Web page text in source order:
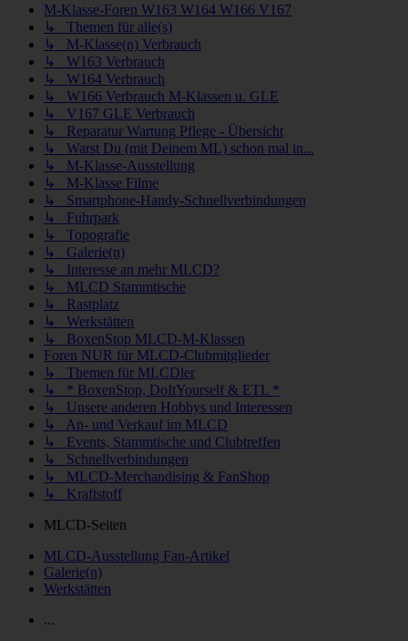
M-Klasse-Foren W163 W164 W166 V167
↳ Themen für alle(s)
↳ M-Klasse(n) Verbrauch
↳ W163 Verbrauch
↳ W164 Verbrauch
↳ W166 Verbrauch M-Klassen u. GLE
↳ V167 GLE Verbrauch
↳ Reparatur Wartung Pflege - Übersicht
↳ Warst Du (mit Deinem ML) schon mal in...
↳ M-Klasse-Ausstellung
↳ M-Klasse Filme
↳ Smartphone-Handy-Schnellverbindungen
↳ Fuhrpark
↳ Topografie
↳ Galerie(n)
↳ Interesse an mehr MLCD?
↳ MLCD Stammtische
↳ Rastplatz
↳ Werkstätten
↳ BoxenStop MLCD-M-Klassen
Foren NUR für MLCD-Clubmitglieder
↳ Themen für MLCDler
↳ * BoxenStop, DoItYourself & ETL *
↳ Unsere anderen Hobbys und Interessen
↳ An- und Verkauf im MLCD
↳ Events, Stammtische und Clubtreffen
↳ Schnellverbindungen
↳ MLCD-Merchandising & FanShop
↳ Kraftstoff
MLCD-Seiten
MLCD-Ausstellung Fan-Artikel
Galerie(n)
Werkstätten
...